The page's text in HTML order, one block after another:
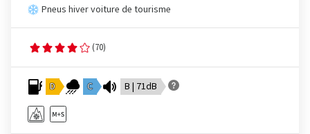
Pneus hiver voiture de tourisme
(70)
D C B | 71dB